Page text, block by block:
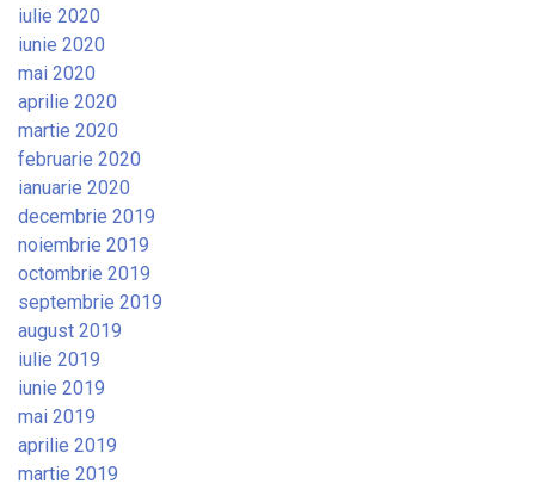
iulie 2020
iunie 2020
mai 2020
aprilie 2020
martie 2020
februarie 2020
ianuarie 2020
decembrie 2019
noiembrie 2019
octombrie 2019
septembrie 2019
august 2019
iulie 2019
iunie 2019
mai 2019
aprilie 2019
martie 2019